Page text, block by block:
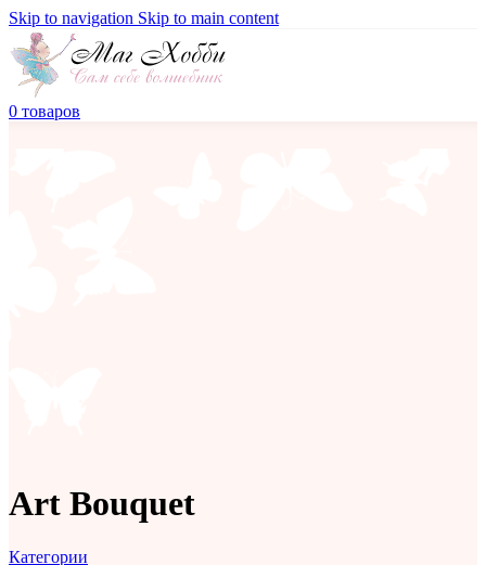
Skip to navigation Skip to main content
0 товаров
Art Bouquet
Категории